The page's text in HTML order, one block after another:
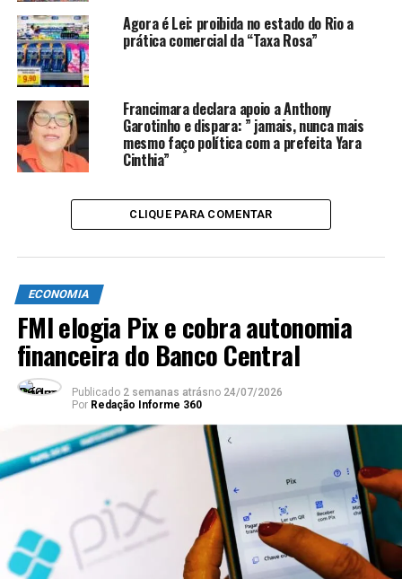
Fonte:Brasil247Foto:ABr
TÓPICOS RELACIONADOS:
POLITICA
ATÉ A PRÓXIMA
Jeremy Renner, ator que interpreta Gavião Arqueiro, se
fere gravemente limpando neve
Governador do Rio de Janeiro dá posse a 31 secretários
Agora é Lei: proibida no estado do Rio a
prática comercial da “Taxa Rosa”
Francimara declara apoio a Anthony
Garotinho e dispara: ” jamais, nunca mais
mesmo faço política com a prefeita Yara
Cinthia”
CLIQUE PARA COMENTAR
ECONOMIA
FMI elogia Pix e cobra autonomia
financeira do Banco Central
Publicado 2 semanas atrásno 24/07/2026
Por Redação Informe 360